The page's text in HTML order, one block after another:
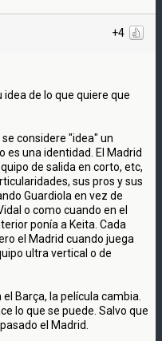
+4
idea de lo que quiere que
considere "idea" un
es una identidad. El Madrid
de salida en corto, etc,
sus pros y sus
Guardiola en vez de
o como cuando en el
ponía a Keita. Cada
el Madrid cuando juega
ultra vertical o de
Barça, la película cambia.
lo que se puede. Salvo que
el Madrid.